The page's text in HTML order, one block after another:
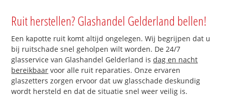
Ruit herstellen? Glashandel Gelderland bellen!
Een kapotte ruit komt altijd ongelegen. Wij begrijpen dat u
bij ruitschade snel geholpen wilt worden. De 24/7
glasservice van Glashandel Gelderland isdag en nacht
bereikbaar voor alle ruit reparaties. Onze ervaren
glaszetters zorgen ervoor dat uw glasschade deskundig
wordt hersteld en dat de situatie snel weer veilig is.